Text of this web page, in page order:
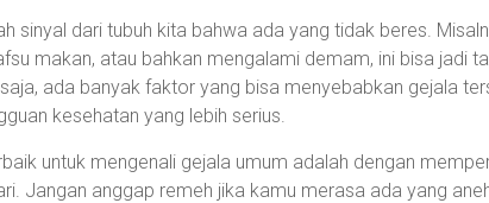
sinyal dari tubuh kita bahwa ada yang tidak beres.
makan, atau bahkan mengalami demam, ini bisa jadi
ada banyak faktor yang bisa menyebabkan gejala
kesehatan yang lebih serius.
untuk mengenali gejala umum adalah dengan
Jangan anggap remeh jika kamu merasa ada yang